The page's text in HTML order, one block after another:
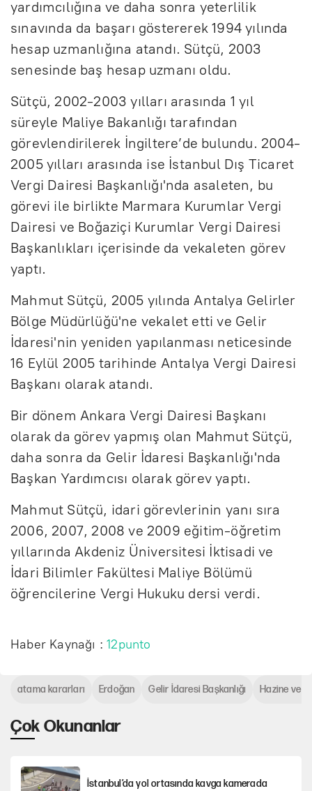
yardımcılığına ve daha sonra yeterlilik
sınavında da başarı göstererek 1994 yılında
hesap uzmanlığına atandı. Sütçü, 2003
senesinde baş hesap uzmanı oldu.
Sütçü, 2002-2003 yılları arasında 1 yıl
süreyle Maliye Bakanlığı tarafından
görevlendirilerek İngiltere’de bulundu. 2004-
2005 yılları arasında ise İstanbul Dış Ticaret
Vergi Dairesi Başkanlığı'nda asaleten, bu
görevi ile birlikte Marmara Kurumlar Vergi
Dairesi ve Boğaziçi Kurumlar Vergi Dairesi
Başkanlıkları içerisinde da vekaleten görev
yaptı.
Mahmut Sütçü, 2005 yılında Antalya Gelirler
Bölge Müdürlüğü'ne vekalet etti ve Gelir
İdaresi'nin yeniden yapılanması neticesinde
16 Eylül 2005 tarihinde Antalya Vergi Dairesi
Başkanı olarak atandı.
Bir dönem Ankara Vergi Dairesi Başkanı
olarak da görev yapmış olan Mahmut Sütçü,
daha sonra da Gelir İdaresi Başkanlığı'nda
Başkan Yardımcısı olarak görev yaptı.
Mahmut Sütçü, idari görevlerinin yanı sıra
2006, 2007, 2008 ve 2009 eğitim-öğretim
yıllarında Akdeniz Üniversitesi İktisadi ve
İdari Bilimler Fakültesi Maliye Bölümü
öğrencilerine Vergi Hukuku dersi verdi.
Haber Kaynağı :12punto
Çok Okunanlar
İstanbul’da yol ortasında kavga kamerada
atama kararları Erdoğan Gelir İdaresi Başkanlığı Hazine ve